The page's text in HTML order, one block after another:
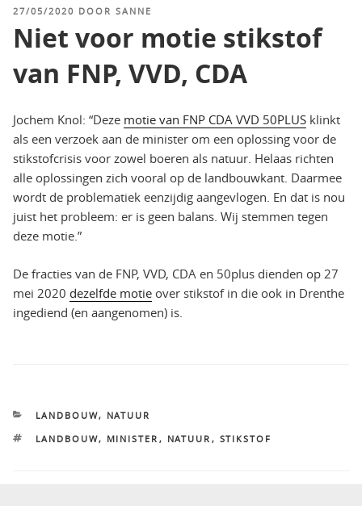
GEPLAATST
27/05/2020 DOOR SANNE
Niet voor motie stikstof
van FNP, VVD, CDA
Jochem Knol: “Deze motie van FNP CDA VVD 50PLUS klinkt
als een verzoek aan de minister om een oplossing voor de
stikstofcrisis voor zowel boeren als natuur. Helaas richten
alle oplossingen zich vooral op de landbouwkant. Daarmee
wordt de problematiek eenzijdig aangevlogen. En dat is nou
juist het probleem: er is geen balans. Wij stemmen tegen
deze motie.”
De fracties van de FNP, VVD, CDA en 50plus dienden op 27
mei 2020 dezelfde motie over stikstof in die ook in Drenthe
ingediend (en aangenomen) is.
CATEGORIEËN
LANDBOUW, NATUUR
TAGS
LANDBOUW, MINISTER , NATUUR , STIKSTOF